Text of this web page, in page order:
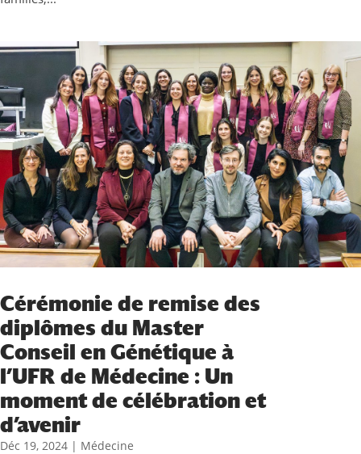
Cérémonie de remise des
diplômes du Master
Conseil en Génétique à
l’UFR de Médecine : Un
moment de célébration et
d’avenir
Déc 19, 2024 | Médecine